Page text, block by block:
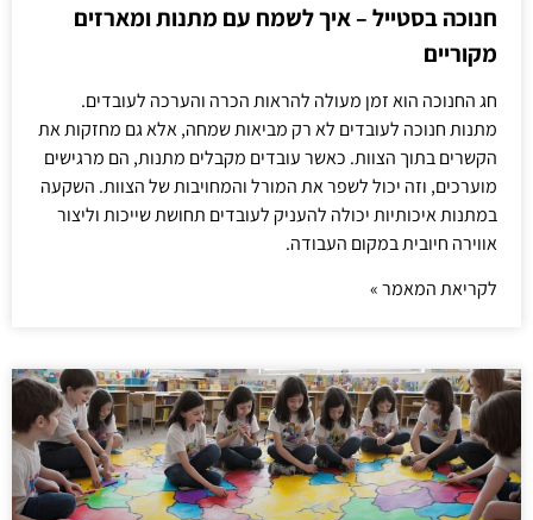
חנוכה בסטייל – איך לשמח עם מתנות ומארזים
מקוריים
חג החנוכה הוא זמן מעולה להראות הכרה והערכה לעובדים.
מתנות חנוכה לעובדים לא רק מביאות שמחה, אלא גם מחזקות את
הקשרים בתוך הצוות. כאשר עובדים מקבלים מתנות, הם מרגישים
מוערכים, וזה יכול לשפר את המורל והמחויבות של הצוות. השקעה
במתנות איכותיות יכולה להעניק לעובדים תחושת שייכות וליצור
אווירה חיובית במקום העבודה.
לקריאת המאמר »